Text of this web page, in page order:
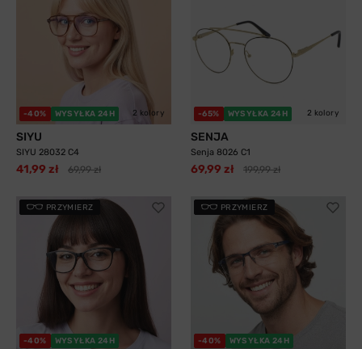
-40% WYSYŁKA 24H 2 kolory
SIYU
SIYU 28032 C4
41,99 zł 69,99 zł
-65% WYSYŁKA 24H 2 kolory
SENJA
Senja 8026 C1
69,99 zł 199,99 zł
PRZYMIERZ
-40% WYSYŁKA 24H
PRZYMIERZ
-40% WYSYŁKA 24H